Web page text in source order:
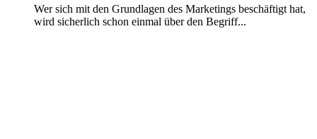
Wer sich mit den Grundlagen des Marketings beschäftigt hat,
wird sicherlich schon einmal über den Begriff...